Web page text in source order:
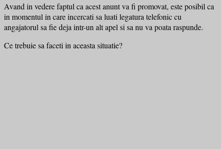
Avand in vedere faptul ca acest anunt va fi promovat, este posibil ca
in momentul in care incercati sa luati legatura telefonic cu
angajatorul sa fie deja intr-un alt apel si sa nu va poata raspunde.
Ce trebuie sa faceti in aceasta situatie?